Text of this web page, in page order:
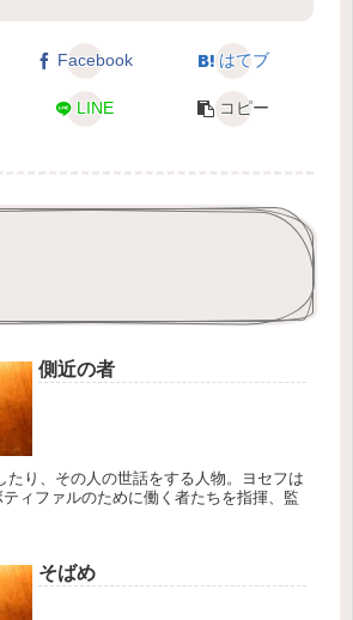
Facebook はてブ
LINE コピー
側近の者
たり、その人の世話をする人物。ヨセフは
ィファルのために働く者たちを指揮、監
そばめ